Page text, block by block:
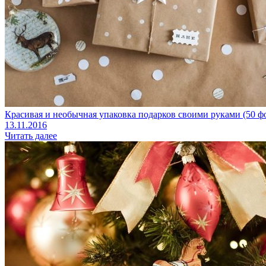
Красивая и необычная упаковка подарков своими руками (50
13.11.2016
Читать далее